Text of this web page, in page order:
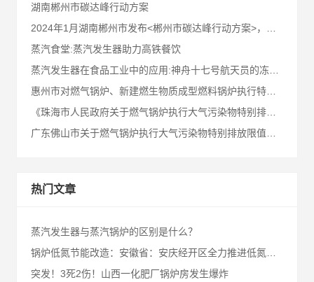
湖南郴州市碳达峰行动方案
蒸汽食堂:蒸汽发生器助力高铁餐饮
蒸汽发生器在食品工业中的应用:神舟十七号航天员的冻干食品!
惠州市对燃气锅炉、新建燃生物质成型燃料锅炉执行特别排放限值
《珠海市人民政府关于燃气锅炉执行大气污染物特别排放限值的通告》十问十答
热门文章
蒸汽发生器与蒸汽锅炉的区别是什么？
突发！3死2伤！山西一化肥厂锅炉房发生爆炸